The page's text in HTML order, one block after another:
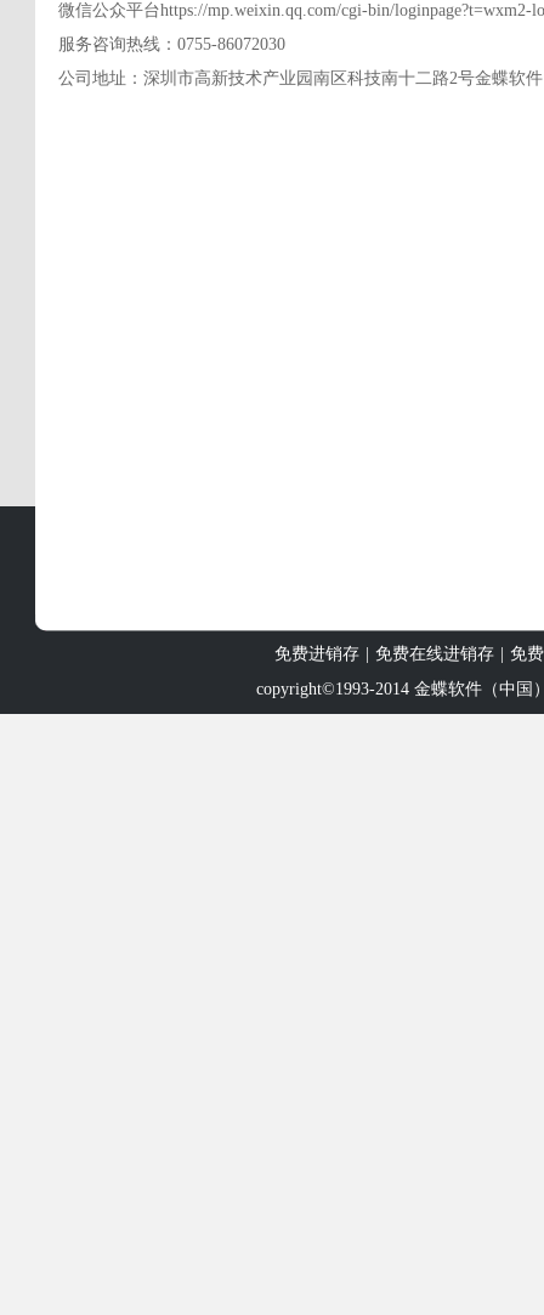
微信公众平台https://mp.weixin.qq.com/cgi-bin/loginpage?t=wxm2-
服务咨询热线：0755-86072030
公司地址：深圳市高新技术产业园南区科技南十二路2号金蝶软
免费进销存 免费在线进销存
免
copyright©1993-2014 金蝶软件（中国